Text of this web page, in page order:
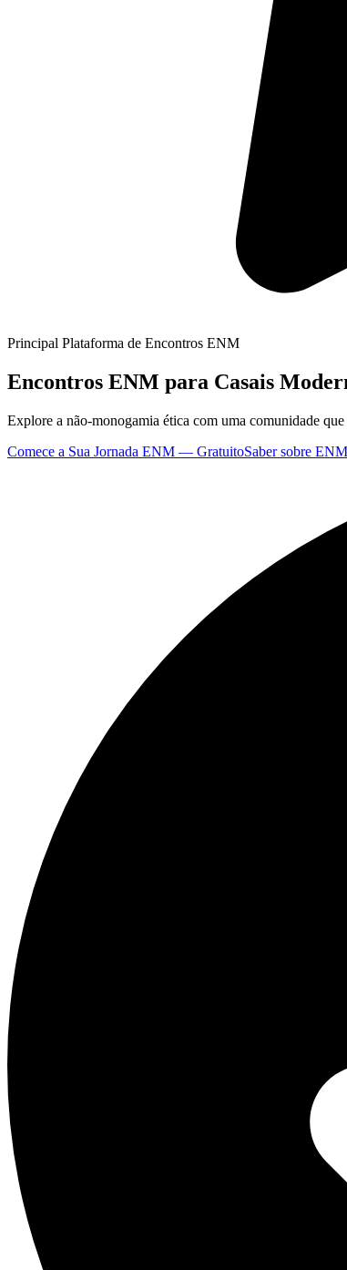
Principal Plataforma de Encontros ENM
Encontros ENM para Casais
Explore a não-monogamia ética com uma comunidade
Comece a Sua Jornada ENM — GratuitoSaber sobre ENM